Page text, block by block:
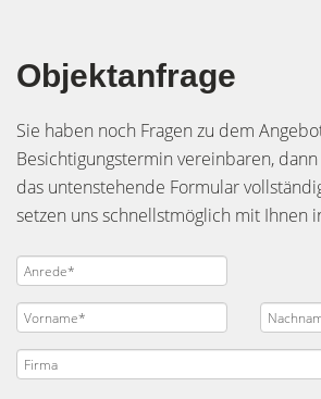
Objektanfrage
Sie haben noch Fragen zu dem
Besichtigungstermin vereinbaren,
das untenstehende Formular
setzen uns schnellstmöglich mit Ihnen